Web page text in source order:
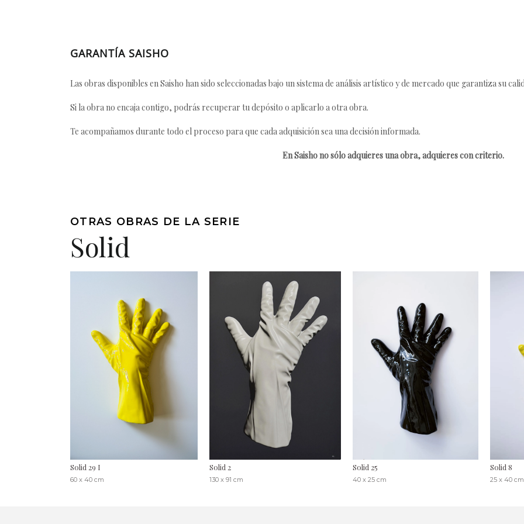
GARANTÍA SAISHO
Las obras disponibles en Saisho han sido seleccionadas bajo un sistema de análisis artístico y de mercado que garantiza su
Si la obra no encaja contigo, podrás recuperar tu depósito o aplicarlo a otra obra.
Te acompañamos durante todo el proceso para que cada adquisición sea una decisión informada.
En Saisho no sólo adquieres una obra, adquieres con criterio.
OTRAS OBRAS DE LA SERIE
Solid
Solid 29 I
60 x 40 cm
Solid 2
130 x 91 cm
Solid 25
40 x 25 cm
Solid 8
25 x 40 cm